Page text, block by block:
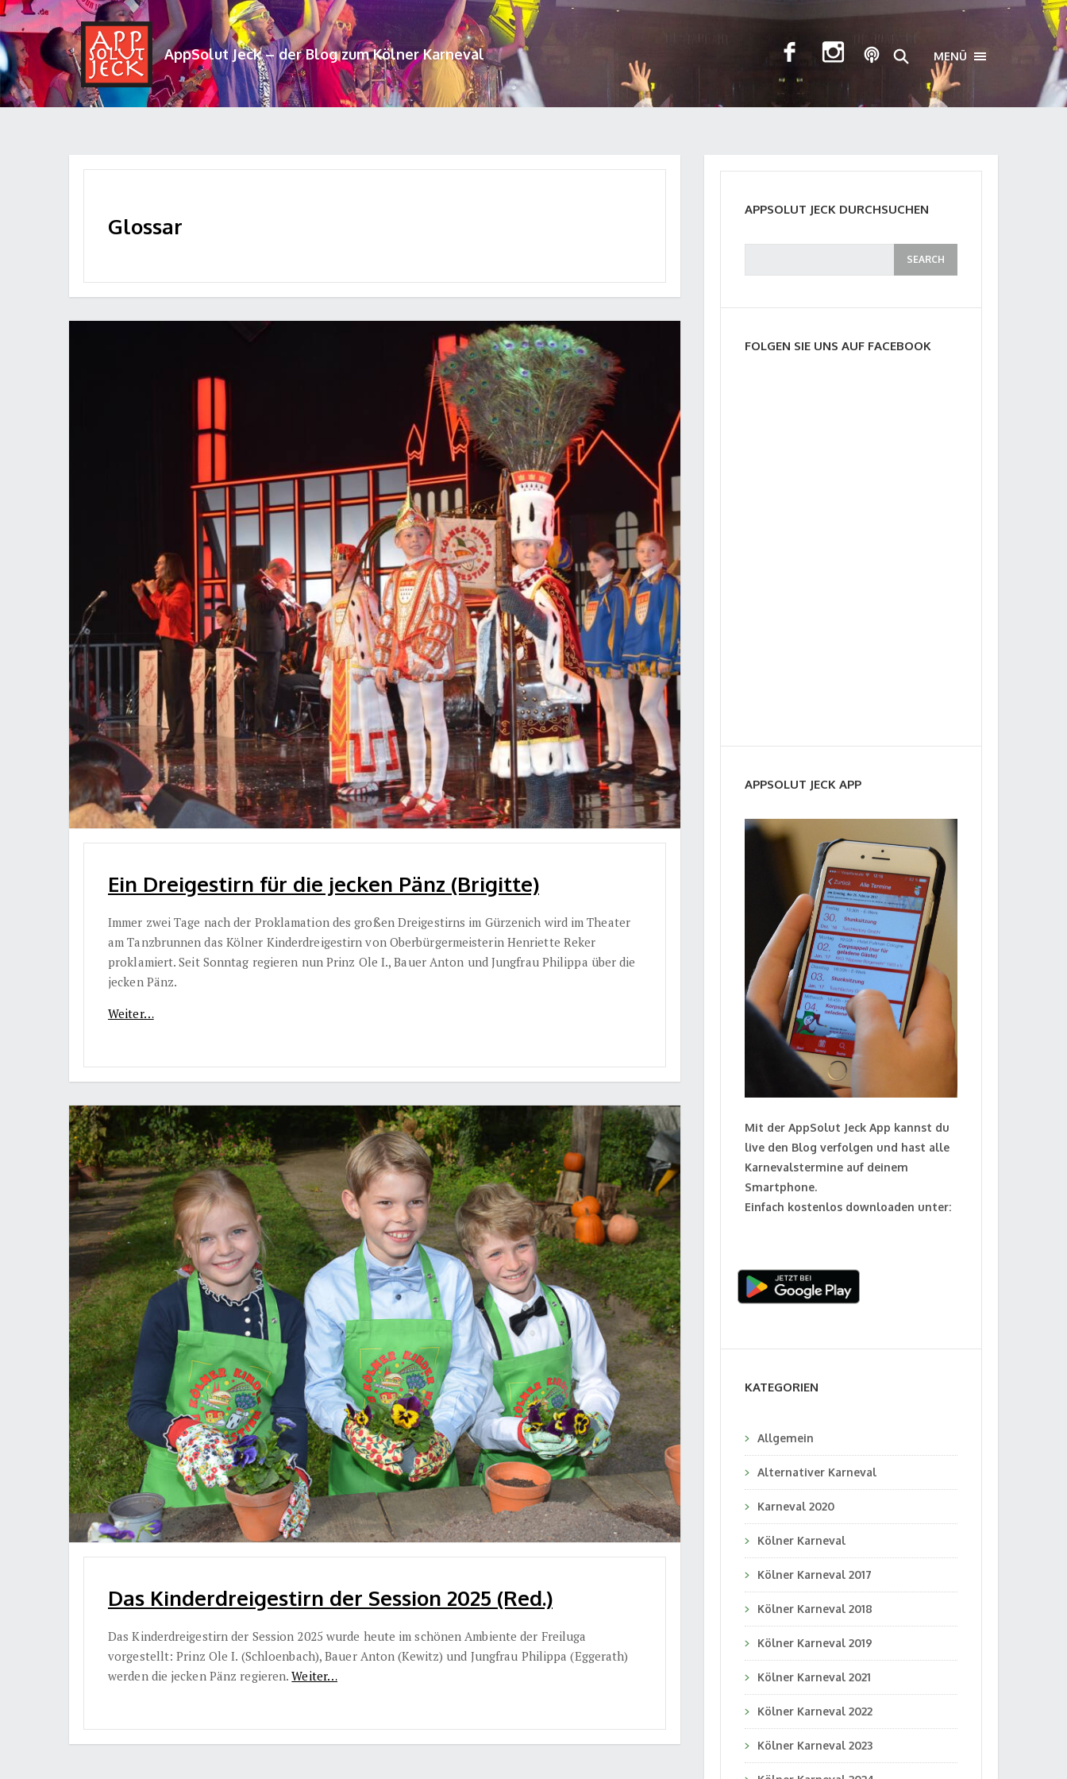
AppSolut Jeck – der Blog zum Kölner Karneval MENÜ TOGGLE
Glossar
Ein Dreigestirn für die jecken Pänz (Brigitte)
Immer zwei Tage nach der Proklamation des großen Dreigestirns im Gürzenich wird im Theater
am Tanzbrunnen das Kölner Kinderdreigestirn von Oberbürgermeisterin Henriette Reker
proklamiert. Seit Sonntag regieren nun Prinz Ole I., Bauer Anton und Jungfrau Philippa über die
jecken Pänz.
Weiter…
Das Kinderdreigestirn der Session 2025 (Red.)
Das Kinderdreigestirn der Session 2025 wurde heute im schönen Ambiente der Freiluga
vorgestellt: Prinz Ole I. (Schloenbach), Bauer Anton (Kewitz) und Jungfrau Philippa (Eggerath)
werden die jecken Pänz regieren.Weiter…
APPSOLUT JECK DURCHSUCHEN
FOLGEN SIE UNS AUF FACEBOOK
APPSOLUT JECK APP
Mit der AppSolut Jeck App kannst du
live den Blog verfolgen und hast alle
Karnevalstermine auf deinem
Smartphone.
Einfach kostenlos downloaden unter:
KATEGORIEN
Allgemein
Alternativer Karneval
Karneval 2020
Kölner Karneval
Kölner Karneval 2017
Kölner Karneval 2018
Kölner Karneval 2019
Kölner Karneval 2021
Kölner Karneval 2022
Kölner Karneval 2023